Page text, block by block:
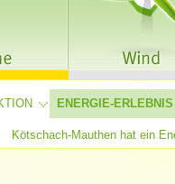
ENERGIE-ERLEBNIS
Kötschach-Mauthen hat ein